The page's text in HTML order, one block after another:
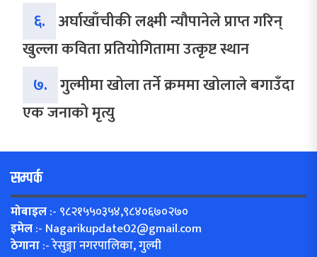
६. अर्घाखाँचीकी लक्ष्मी न्यौपानेले प्राप्त गरिन्
खुल्ला कविता प्रतियोगितामा उत्कृष्ट स्थान
७. गुल्मीमा खोला तर्ने क्रममा खोलाले बगाउँदा
एक जनाको मृत्यु
सम्पर्क
मोबाइल:- ९८२१५५०३५४,९८४०६७०२७०
इमेल:- Nagarikupdate02@gmail.com
ठेगाना:- रेसुङ्गा नगरपालिका, गुल्मी